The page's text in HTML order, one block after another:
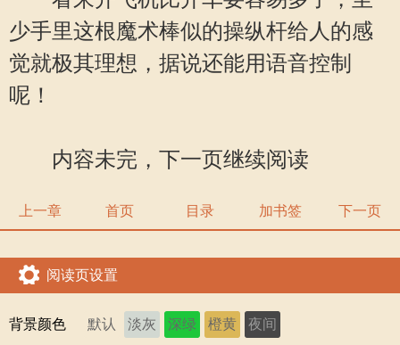
少手里这根魔术棒似的操纵杆给人的感
觉就极其理想，据说还能用语音控制
呢！
内容未完，下一页继续阅读
上一章 首页 目录 加书签 下一页
阅读页设置
背景颜色 默认 淡灰 深绿 橙黄 夜间